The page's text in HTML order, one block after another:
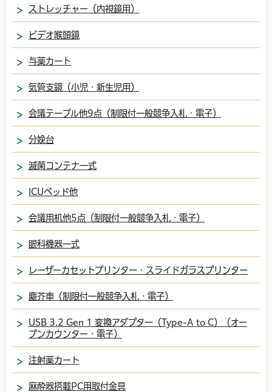
ストレッチャー（内視鏡用）
ビデオ喉頭鏡
与薬カート
気管支鏡（小児・新生児用）
会議テーブル他9点（制限付一般競争入札・電子）
分娩台
滅菌コンテナ一式
ICUベッド他
会議用机他5点（制限付一般競争入札・電子）
眼科機器一式
レーザーカセットプリンター・スライドガラスプリンター
塵芥車（制限付一般競争入札・電子）
USB 3.2 Gen 1 変換アダプター（Type-A to C）（オー
プンカウンター・電子）
注射薬カート
麻酔器搭載PC用取付金具